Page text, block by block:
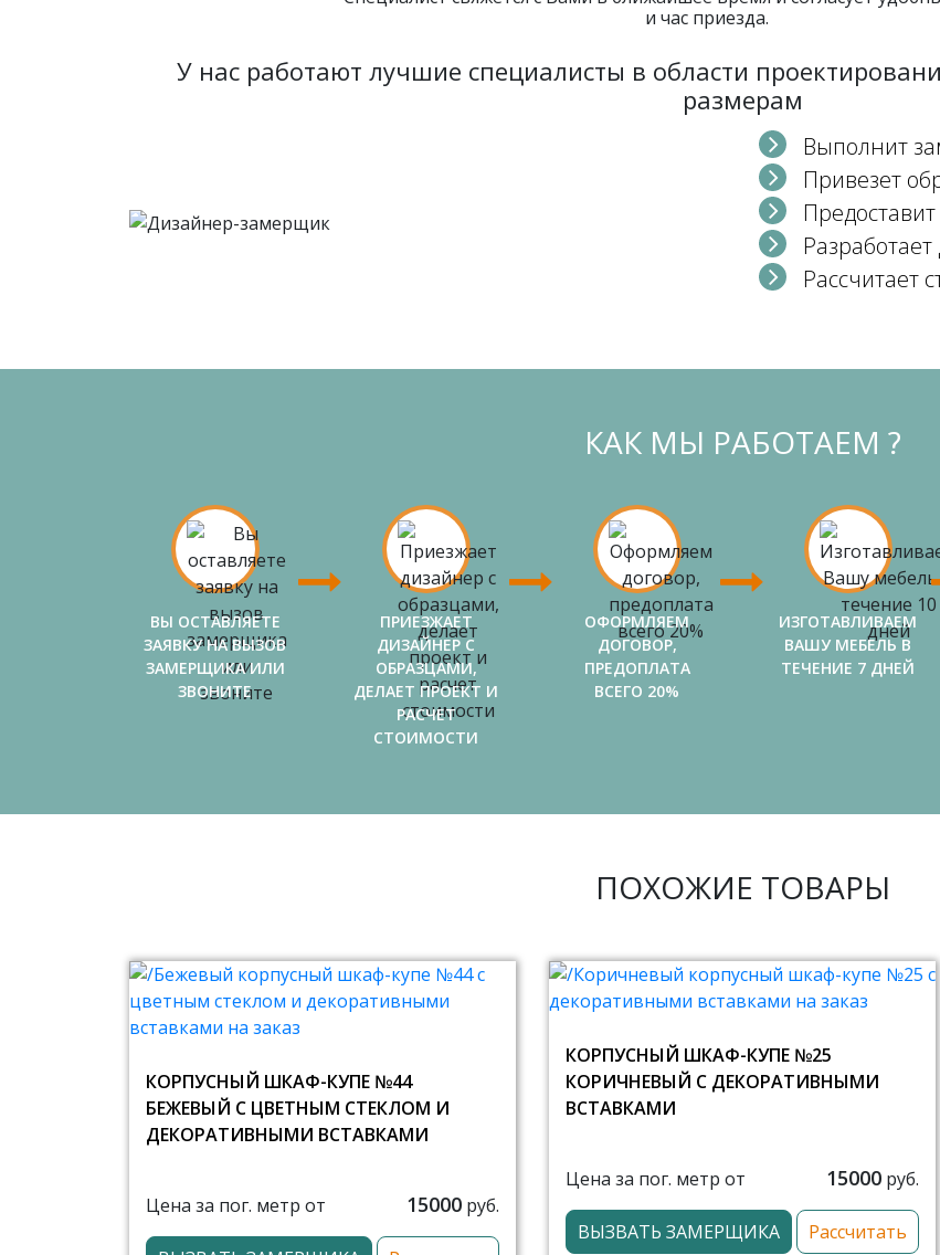
и час приезда.
У нас работают лучшие специалисты в области
размерам
Выполнит
Привезет
Рассчитает
КАК МЫ РАБОТАЕМ ?
ВЫ ОСТАВЛЯЕТЕ
ЗАЯВКУ НА ВЫЗОВ
ЗАМЕРЩИКА ИЛИ
ЗВОНИТЕ
ПРИЕЗЖАЕТ
ДИЗАЙНЕР С
ОБРАЗЦАМИ,
ДЕЛАЕТ ПРОЕКТ И
РАСЧЕТ
СТОИМОСТИ
ОФОРМЛЯЕМ
ДОГОВОР,
ПРЕДОПЛАТА
ВСЕГО 20%
ИЗГОТАВЛИВАЕМ
ВАШУ МЕБЕЛЬ В
ТЕЧЕНИЕ 7 ДНЕЙ
ПОХОЖИЕ ТОВАРЫ
КОРПУСНЫЙ ШКАФ-КУПЕ №44
БЕЖЕВЫЙ С ЦВЕТНЫМ СТЕКЛОМ И
ДЕКОРАТИВНЫМИ ВСТАВКАМИ
Цена за пог. метр от 15000 руб.
КОРПУСНЫЙ ШКАФ-КУПЕ №25
КОРИЧНЕВЫЙ С ДЕКОРАТИВНЫМИ
ВСТАВКАМИ
Цена за пог. метр от 15000 руб.
ВЫЗВАТЬ ЗАМЕРЩИКА Рассчитать